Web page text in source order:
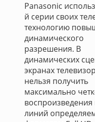
Panasonic
й серии своих
технологию
динамического
разрешения. В
динамических
экранах
нельзя получить
максимально
воспроизведения
линий